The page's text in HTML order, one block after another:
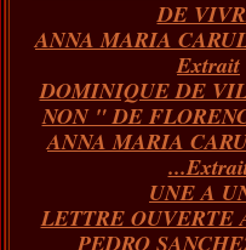
DE
ANNA MARIA
Extrait
DOMINIQUE DE
NON " DE
ANNA MARIA
UNE A
LETTRE OUVERTE
PEDRO